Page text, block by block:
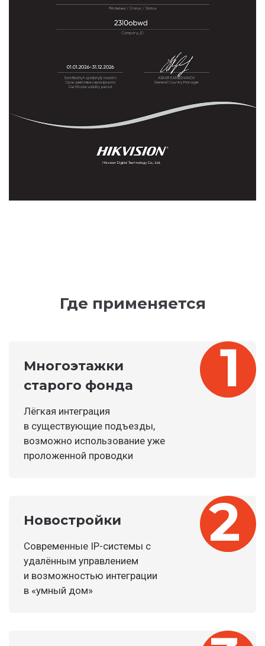
Где применяется
Многоэтажки
старого фонда
Лёгкая интеграция
в существующие подъезды,
возможно использование уже
проложенной проводки
Новостройки
Современные IP-системы с
удалённым управлением
и возможностью интеграции
в «умный дом»